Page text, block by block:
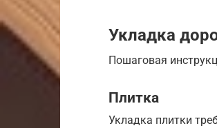
Укладка
Пошаговая
Плитка
Укладка плитки